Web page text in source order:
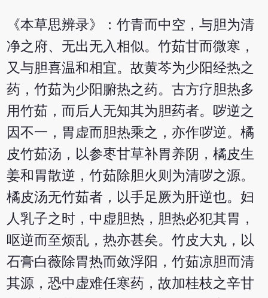
《本草思辨录》：竹青而中空，与胆为清
净之府、无出无入相似。竹茹甘而微寒，
又与胆喜温和相宜。故黄芩为少阳经热之
药，竹茹为少阳腑热之药。古方疗胆热多
用竹茹，而后人无知其为胆药者。哕逆之
因不一，胃虚而胆热乘之，亦作哕逆。橘
皮竹茹汤，以参枣甘草补胃养阴，橘皮生
姜和胃散逆，竹茹除胆火则为清哕之源。
橘皮汤无竹茹者，以手足厥为肝逆也。妇
人乳子之时，中虚胆热，胆热必犯其胃，
呕逆而至烦乱，热亦甚矣。竹皮大丸，以
石膏白薇除胃热而敛浮阳，竹茹凉胆而清
其源，恐中虚难任寒药，故加桂枝之辛甘